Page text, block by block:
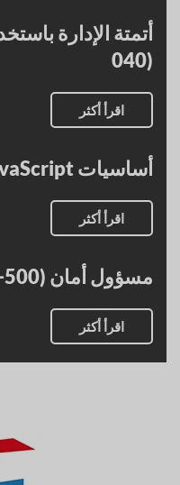
040)
اقرأ أكثر
أساسيات JavaScript لتطوير الويب
اقرأ أكثر
مسؤول أمان Microsoft 365 (MS-500)
اقرأ أكثر